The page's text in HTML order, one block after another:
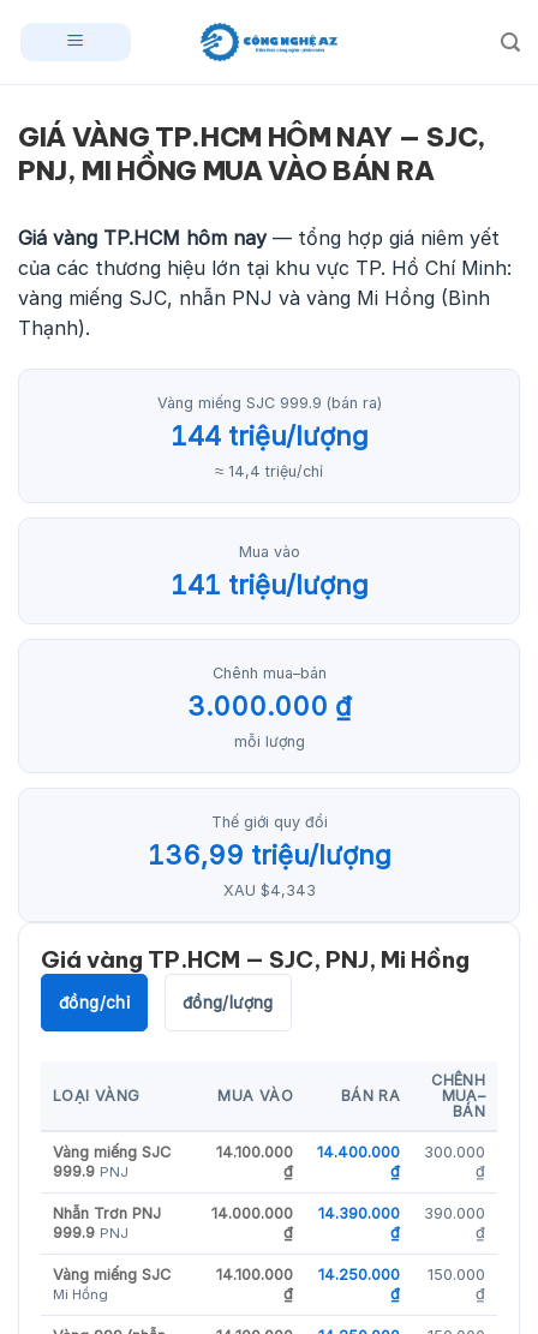
GIÁ VÀNG TP.HCM HÔM NAY — SJC,
PNJ, MI HỒNG MUA VÀO BÁN RA
Giá vàng TP.HCM hôm nay— tổng hợp giá niêm yết
của các thương hiệu lớn tại khu vực TP. Hồ Chí Minh:
vàng miếng SJC, nhẫn PNJ và vàng Mi Hồng (Bình
Thạnh).
Vàng miếng SJC 999.9 (bán ra)
144 triệu/lượng
≈ 14,4 triệu/chỉ
Mua vào
141 triệu/lượng
Chênh mua–bán
3.000.000 ₫
mỗi lượng
Thế giới quy đổi
136,99 triệu/lượng
XAU $4,343
Giá vàng TP.HCM — SJC, PNJ, Mi Hồng
đồng/chỉ đồng/lượng
LOẠI VÀNG MUA VÀO BÁN RA
CHÊNH
MUA–
BÁN
Vàng miếng SJC
999.9 PNJ
14.100.000
₫
14.400.000
₫
300.000
₫
Nhẫn Trơn PNJ
999.9 PNJ
14.000.000
₫
14.390.000
₫
390.000
₫
Vàng miếng SJC
Mi Hồng
14.100.000
₫
14.250.000
₫
150.000
₫